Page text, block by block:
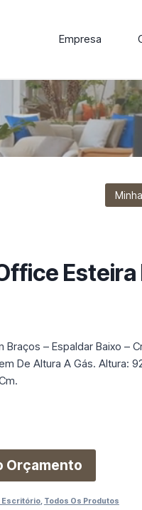
Empresa
Explore nossa linha de
Esteira
Braços – Espaldar Baixo –
De Altura A Gás. Altura:
Orçamento
Escritório, Todos Os Produtos